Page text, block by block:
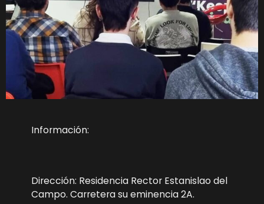
Información:
Dirección: Residencia Rector Estanislao del
Campo. Carretera su eminencia 2A.